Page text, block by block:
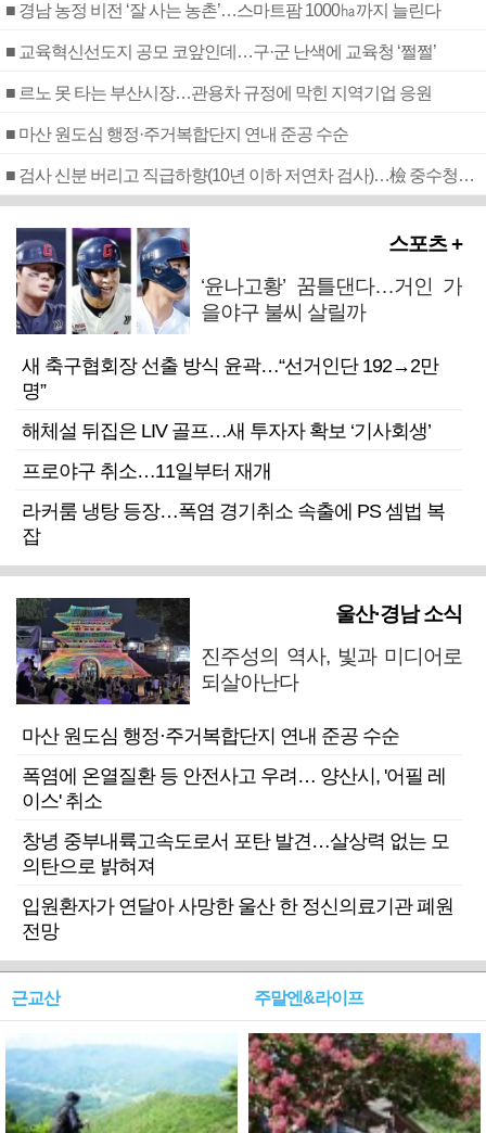
■ 경남 농정 비전 ‘잘 사는 농촌’…스마트팜 1000㏊까지 늘린다
■ 교육혁신선도지 공모 코앞인데…구·군 난색에 교육청 ‘쩔쩔’
■ 르노 못 타는 부산시장…관용차 규정에 막힌 지역기업 응원
■ 마산 원도심 행정·주거복합단지 연내 준공 수순
■ 검사 신분 버리고 직급하향(10년 이하 저연차 검사)…檢 중수청행 기피
스포츠 +
‘윤나고황’ 꿈틀댄다…거인 가
을야구 불씨 살릴까
새 축구협회장 선출 방식 윤곽…“선거인단 192→2만
명”
해체설 뒤집은 LIV 골프…새 투자자 확보 ‘기사회생’
프로야구 취소…11일부터 재개
라커룸 냉탕 등장…폭염 경기취소 속출에 PS 셈법 복
잡
울산·경남 소식
진주성의 역사, 빛과 미디어로
되살아난다
마산 원도심 행정·주거복합단지 연내 준공 수순
폭염에 온열질환 등 안전사고 우려… 양산시, '어필 레
이스' 취소
창녕 중부내륙고속도로서 포탄 발견…살상력 없는 모
의탄으로 밝혀져
입원환자가 연달아 사망한 울산 한 정신의료기관 폐원
전망
근교산 주말엔&라이프